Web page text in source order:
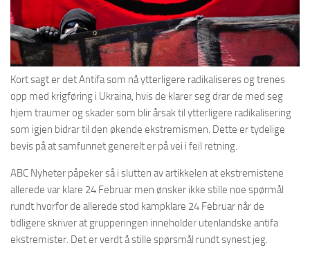
Kort sagt er det Antifa som nå ytterligere radikaliseres og trenes
opp med krigføring i Ukraina, hvis de klarer seg drar de med seg
hjem traumer og skader som blir årsak til ytterligere radikalisering
som igjen bidrar til den økende ekstremismen. Dette er tydelige
bevis på at samfunnet generelt er på vei i feil retning.
ABC Nyheter påpeker så i slutten av artikkelen at ekstremistene
allerede var klare 24 Februar men ønsker ikke stille noe spørmål
rundt hvorfor de allerede stod kampklare 24 Februar når de
tidligere skriver at grupperingen inneholder utenlandske antifa
ekstremister. Det er verdt å stille spørsmål rundt synest jeg.